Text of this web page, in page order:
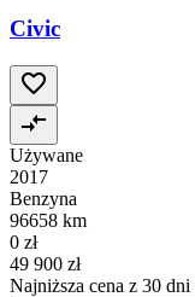
Civic
Używane
2017
Benzyna
96658 km
0 zł
49 900 zł
Najniższa cena z 30 dni